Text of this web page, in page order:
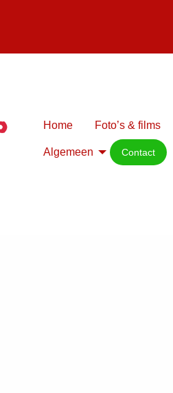
Home Foto’s & films
Algemeen Contact